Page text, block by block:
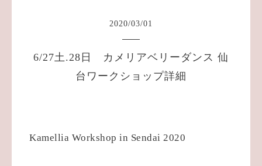
2020/03/01
6/27土.28日 カメリアベリーダンス 仙
台ワークショップ詳細
Kamellia Workshop in Sendai 2020